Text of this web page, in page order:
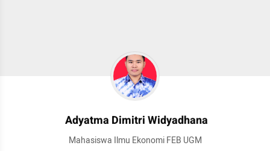
Adyatma Dimitri Widyadhana
Mahasiswa Ilmu Ekonomi FEB UGM